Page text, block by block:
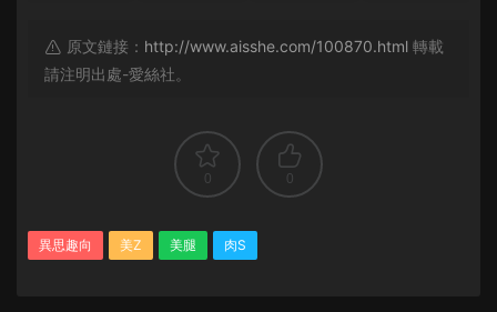
原文鏈接： http://www.aisshe.com/100870.html 轉載
請注明出處-愛絲社。
0 0
異思趣向 美Z 美腿 肉S